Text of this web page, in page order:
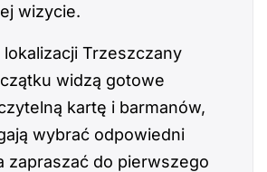
wizycie.
Trzeszczany
widzą gotowe
kartę i barmanów,
wybrać odpowiedni
zapraszać do pierwszego